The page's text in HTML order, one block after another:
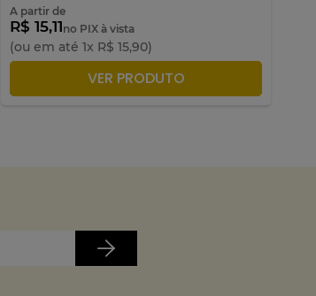
A partir de
R$ 15,11no PIX à vista
(ou em até1x R$ 15,90)
ADICIONAR À SACOLA
VER PRODUTO